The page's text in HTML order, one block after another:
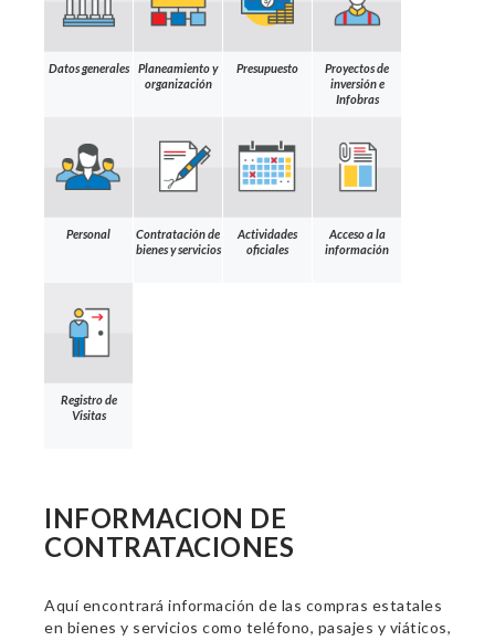
Datos generales
Planeamiento y
organización
Presupuesto
Proyectos de
inversión e
Infobras
Personal
Contratación de
bienes y servicios
Actividades
oficiales
Acceso a la
información
Registro de
Visitas
INFORMACION DE
CONTRATACIONES
Aquí encontrará información de las compras estatales
en bienes y servicios como teléfono, pasajes y viáticos,